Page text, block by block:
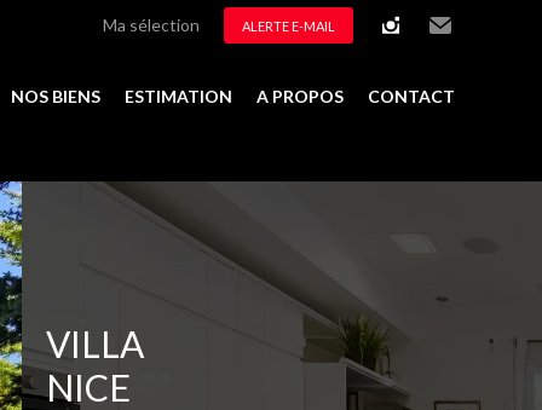
Ma sélection ALERTE E-MAIL
NOS BIENS ESTIMATION A PROPOS CONTACT
VILLA
NICE